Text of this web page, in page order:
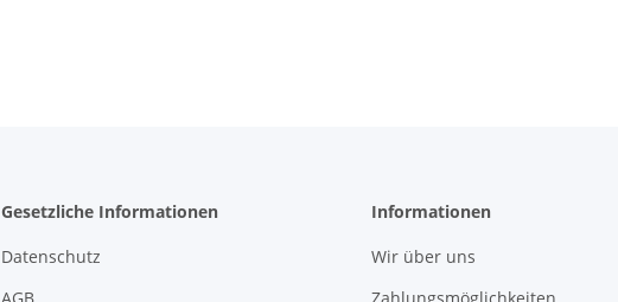
Gesetzliche Informationen
Datenschutz
Informationen
Wir über uns